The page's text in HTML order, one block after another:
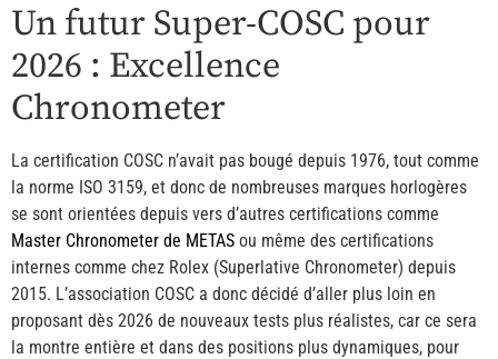
Un futur Super-COSC pour
2026 : Excellence
Chronometer
La certification COSC n’avait pas bougé depuis 1976, tout comme
la norme ISO 3159, et donc de nombreuses marques horlogères
se sont orientées depuis vers d’autres certifications comme
Master Chronometer de METAS ou même des certifications
internes comme chez Rolex (Superlative Chronometer) depuis
2015. L’association COSC a donc décidé d’aller plus loin en
proposant dès 2026 de nouveaux tests plus réalistes, car ce sera
la montre entière et dans des positions plus dynamiques, pour